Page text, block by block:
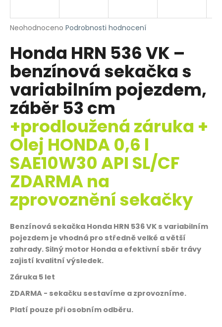
Průměrné
produktu
je
0,0
5
hvězdiček.
Neohodnoceno Podrobnosti hodnocení
Honda HRN 536 VK –
benzínová sekačka s
variabilním pojezdem,
záběr 53 cm
+prodloužená záruka +
Olej HONDA 0,6 l
SAE10W30 API SL/CF
ZDARMA na
zprovoznění sekačky
Benzínová sekačka Honda HRN 536 VK s variabilním
pojezdem je vhodná pro středně velké a větší
zahrady. Silný motor Honda a efektivní sběr trávy
zajistí kvalitní výsledek.
Záruka 5 let
ZDARMA - sekačku sestavíme a zprovozníme.
Platí pouze při osobním odběru.
A
j
t
?
HLEDAT
D
o
p
o
r
č
u
j
e
m
e